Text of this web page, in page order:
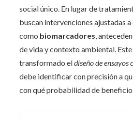
social único. En lugar de
buscan intervenciones ajustadas
como biomarcadores,
de vida y contexto ambiental.
transformado eldiseño de ensayos
debe identificar con precisión a
con qué probabilidad de